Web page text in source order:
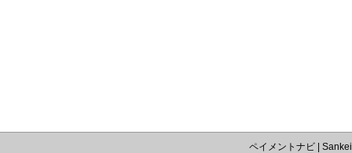
ペイメントナビ|